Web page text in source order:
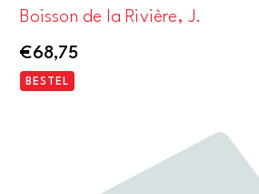
Boisson de la Rivière, J.
€68,75
BESTEL